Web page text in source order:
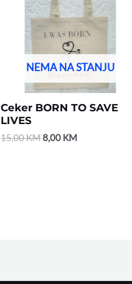
NEMA NA STANJU
Ceker BORN TO SAVE
LIVES
15,00KM8,00 KM